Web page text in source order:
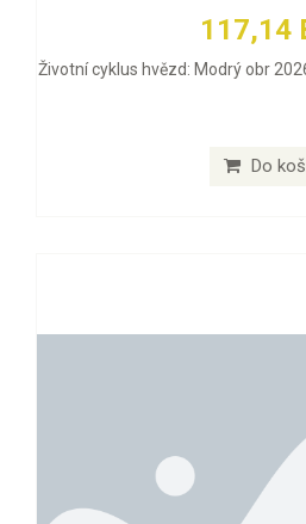
117,14
Životní cyklus hvězd: Modrý obr
Do